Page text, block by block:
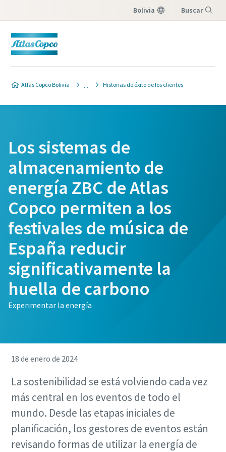
Bolivia Buscar
Atlas Copco Bolivia Historias de éxito de los clientes
Los sistemas de
almacenamiento de
energía ZBC de Atlas
Copco permiten a los
festivales de música de
España reducir
significativamente la
huella de carbono
Experimentar la energía
18 de enero de 2024
La sostenibilidad se está volviendo cada vez
más central en los eventos de todo el
mundo. Desde las etapas iniciales de
planificación, los gestores de eventos están
revisando formas de utilizar la energía de